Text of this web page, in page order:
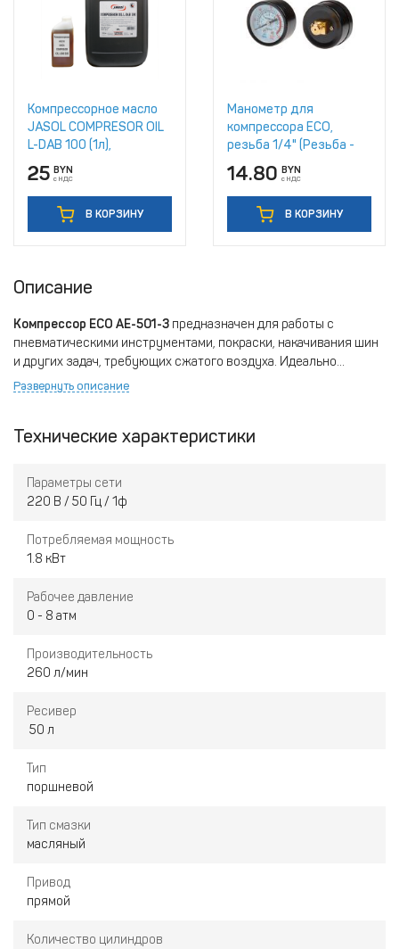
Компрессорное масло
JASOL COMPRESOR OIL
L-DAB 100 (1л),
разливное
25 BYN
с НДС
В КОРЗИНУ
Манометр для
компрессора ЕСО,
резьба 1/4" (Резьба -
1/4", металлический
корпус, Давление - 0-12
бар)
14.80 BYN
с НДС
В КОРЗИНУ
Описание
Компрессор ECO AE-501-3 предназначен для работы с
пневматическими инструментами, покраски, накачивания шин
и других задач, требующих сжатого воздуха. Идеально
подходит для использования в мастерских, гаражах и в
эксплуатации, что делает его подходящим выбором для
профессиональных задачах.
Развернуть описание
Технические характеристики
Параметры сети
220 В / 50 Гц / 1ф
Потребляемая мощность
1.8 кВт
Рабочее давление
0 - 8 атм
Производительность
260 л/мин
Ресивер
50 л
Тип
поршневой
Тип смазки
масляный
Привод
прямой
Количество цилиндров